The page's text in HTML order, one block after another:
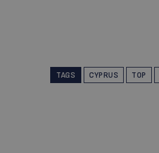
TAGS CYPRUS TOP